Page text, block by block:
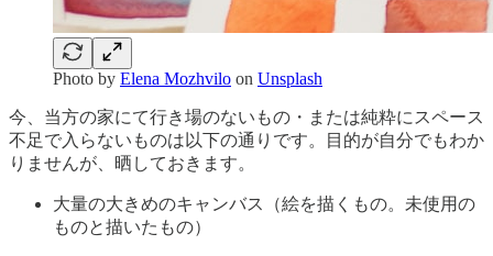
Photo by Elena Mozhvilo on Unsplash
今、当方の家にて行き場のないもの・または純粋にスペース
不足で入らないものは以下の通りです。目的が自分でもわか
りませんが、晒しておきます。
大量の大きめのキャンバス（絵を描くもの。未使用の
ものと描いたもの）